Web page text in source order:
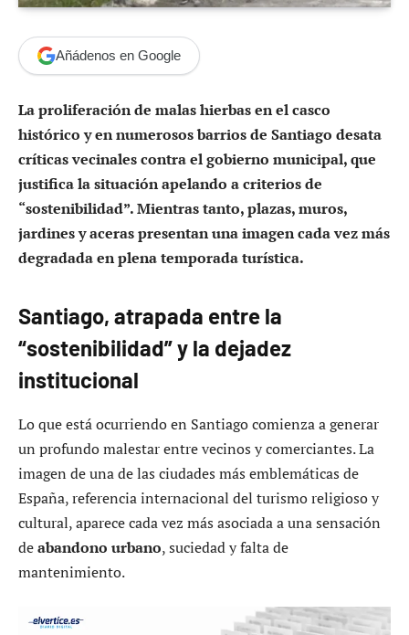
Añádenos en Google
La proliferación de malas hierbas en el casco
histórico y en numerosos barrios de Santiago desata
críticas vecinales contra el gobierno municipal, que
justifica la situación apelando a criterios de
“sostenibilidad”. Mientras tanto, plazas, muros,
jardines y aceras presentan una imagen cada vez más
degradada en plena temporada turística.
Santiago, atrapada entre la
“sostenibilidad” y la dejadez
institucional
Lo que está ocurriendo en Santiago comienza a generar
un profundo malestar entre vecinos y comerciantes. La
imagen de una de las ciudades más emblemáticas de
España, referencia internacional del turismo religioso y
cultural, aparece cada vez más asociada a una sensación
deabandono urbano, suciedad y falta de
mantenimiento.